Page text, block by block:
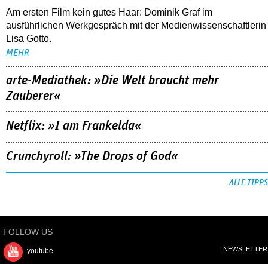
Am ersten Film kein gutes Haar: Dominik Graf im
ausführlichen Werkgespräch mit der Medienwissenschaftlerin
Lisa Gotto.
MEHR
arte-Mediathek: »Die Welt braucht mehr
Zauberer«
Netflix: »I am Frankelda«
Crunchyroll: »The Drops of God«
ALLE TIPPS
FOLLOW US
youtube NEWSLETTER